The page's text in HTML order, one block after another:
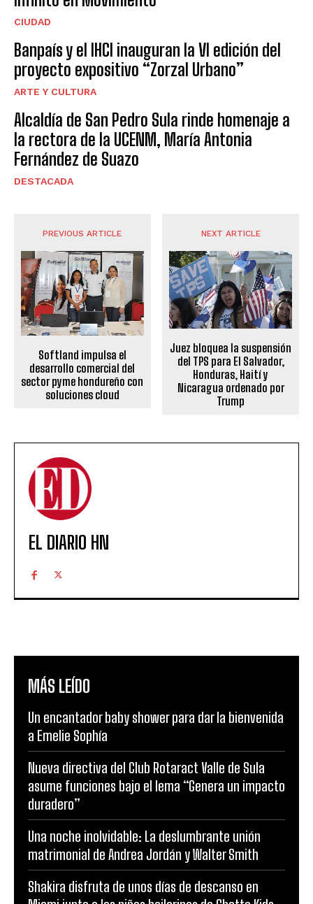
CIUDAD
Banpaís y el IHCI inauguran la VI edición del
proyecto expositivo “Zorzal Urbano”
ARTE Y CULTURA
Alcaldía de San Pedro Sula rinde homenaje a
la rectora de la UCENM, María Antonia
Fernández de Suazo
DESTACADA
PREVIOUS ARTICLE
Softland impulsa el
desarrollo comercial del
sector pyme hondureño con
soluciones cloud
NEXT ARTICLE
Juez bloquea la suspensión
del TPS para El Salvador,
Honduras, Haití y
Nicaragua ordenado por
Trump
EL DIARIO HN
MÁS LEÍDO
Un encantador baby shower para dar la bienvenida
a Emelie Sophía
Nueva directiva del Club Rotaract Valle de Sula
asume funciones bajo el lema “Genera un impacto
duradero”
Una noche inolvidable: La deslumbrante unión
matrimonial de Andrea Jordán y Walter Smith
Shakira disfruta de unos días de descanso en